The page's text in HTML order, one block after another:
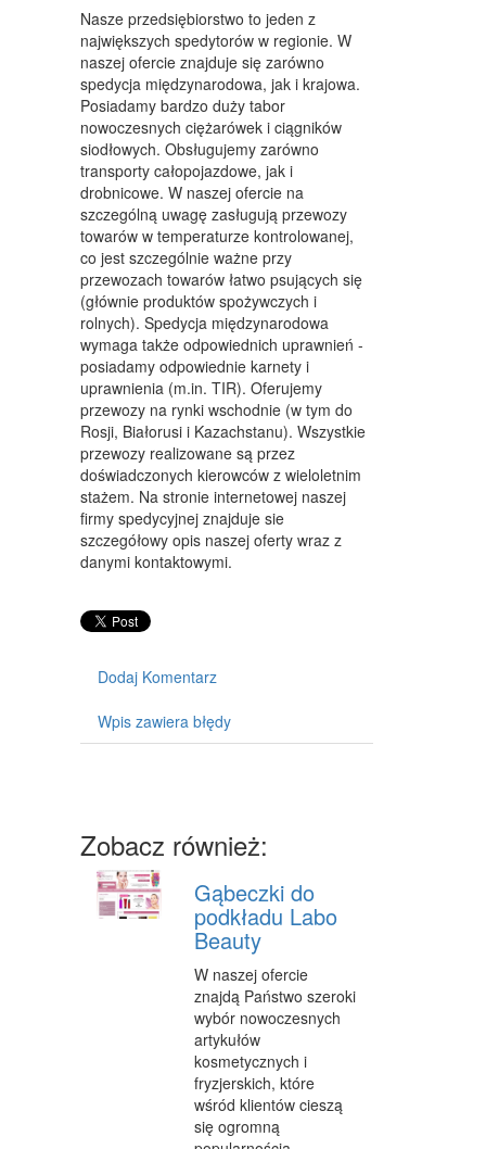
BIZNES ONLINE
BIŻUTERIA
DLA DZIECI
MEBLE
WYPOSAŻENIE WNĘTRZ
WYPOSAŻENIE ŁAZIENKI
ODZIEŻ
SPORT
ELEKTRONIKA, RTV, AGD
ART. DLA ZWIERZĄT
OGRÓD, ROŚLINY
CHEMIA
ART. SPOŻYWCZE
MATERIAŁY EKSPLOATACYJNE
MASZYNY
NARZĘDZIA
TRANSPORT
CZĘŚCI SAMOCHODOWE
WYNAJEM
USŁUGI MOTORYZACYJNE
SALONY, KOMISY
PUBLIC RELATIONS
AGENCJE REKLAMOWE
MATERIAŁY REKLAMOWE
Nasze przedsiębiorstwo to jeden z
największych spedytorów w regionie. W
naszej ofercie znajduje się zarówno
spedycja międzynarodowa, jak i krajowa.
Posiadamy bardzo duży tabor
nowoczesnych ciężarówek i ciągników
siodłowych. Obsługujemy zarówno
transporty całopojazdowe, jak i
drobnicowe. W naszej ofercie na
szczególną uwagę zasługują przewozy
towarów w temperaturze kontrolowanej,
co jest szczególnie ważne przy
przewozach towarów łatwo psujących się
(głównie produktów spożywczych i
rolnych). Spedycja międzynarodowa
wymaga także odpowiednich uprawnień -
posiadamy odpowiednie karnety i
uprawnienia (m.in. TIR). Oferujemy
przewozy na rynki wschodnie (w tym do
Rosji, Białorusi i Kazachstanu). Wszystkie
przewozy realizowane są przez
doświadczonych kierowców z wieloletnim
stażem. Na stronie internetowej naszej
firmy spedycyjnej znajduje sie
szczegółowy opis naszej oferty wraz z
danymi kontaktowymi.
Dodaj Komentarz
Wpis zawiera błędy
Zobacz również:
Gąbeczki do
podkładu Labo
Beauty
W naszej ofercie
znajdą Państwo szeroki
wybór nowoczesnych
artykułów
kosmetycznych i
fryzjerskich, które
wśród klientów cieszą
się ogromną